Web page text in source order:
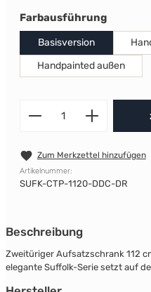
Farbausführung
Basisversion
Handpainted außen
Zum Merkzettel hinzufügen
Artikelnummer:
SUFK-CTP-1120-DDC-DR
Beschreibung
Zweitüriger Aufsatzschrank 112
elegante Suffolk-Serie setzt auf